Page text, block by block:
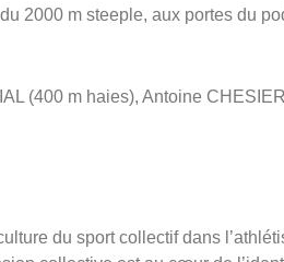
2000 m steeple, aux portes du
(400 m haies), Antoine
du sport collectif dans